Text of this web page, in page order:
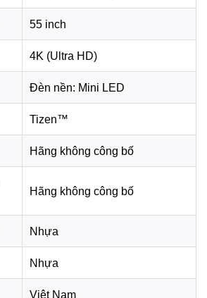
Samsung AI 4K 55 inch
tổng công suất loa 20W, đáp ứng
55 inch
4K (Ultra HD)
Đèn nền: Mini LED
Tizen™
Hãng không công bố
Hãng không công bố
Nhựa
Nhựa
Việt Nam